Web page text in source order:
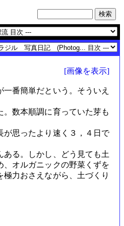
[画像を表示]
番簡単だという。そういえ
数本順調に育っていた芽も
思ったより速く３，４日で
る。しかし、どう見ても土
オルガニックの野菜くずを
力おさえながら、土づくり